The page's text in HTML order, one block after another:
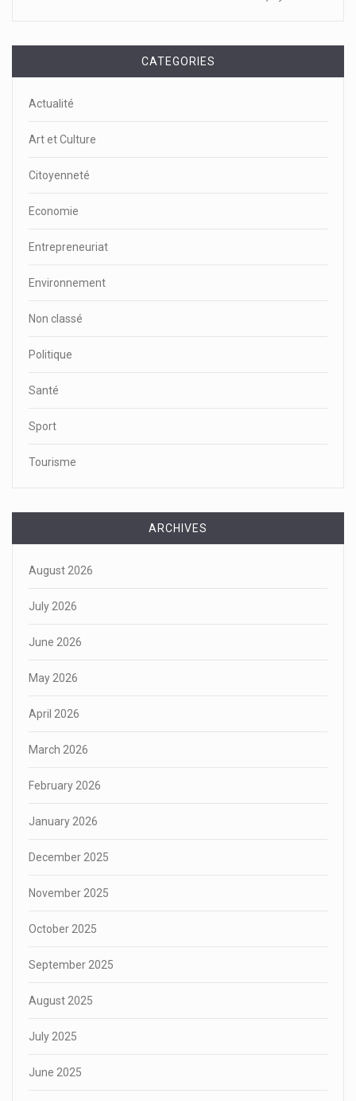
CATEGORIES
Actualité
Art et Culture
Citoyenneté
Economie
Entrepreneuriat
Environnement
Non classé
Politique
Santé
Sport
Tourisme
ARCHIVES
August 2026
July 2026
June 2026
May 2026
April 2026
March 2026
February 2026
January 2026
December 2025
November 2025
October 2025
September 2025
August 2025
July 2025
June 2025